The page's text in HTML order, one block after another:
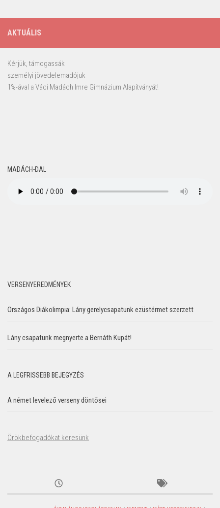
AKTUÁLIS
Kérjük, támogassák
személyi jövedelemadójuk
1%-ával a Váci Madách Imre Gimnázium Alapítványát!
MADÁCH-DAL
VERSENYEREDMÉNYEK
Országos Diákolimpia: Lány gerelycsapatunk ezüstérmet szerzett
Lány csapatunk megnyerte a Bernáth Kupát!
A LEGFRISSEBB BEJEGYZÉS
A német levelező verseny döntősei
Örökbefogadókat keresünk